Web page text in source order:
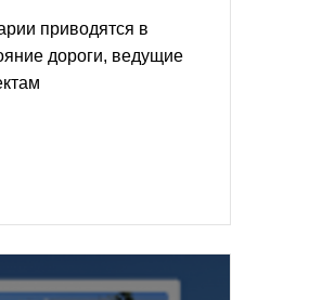
приводятся в
дороги, ведущие